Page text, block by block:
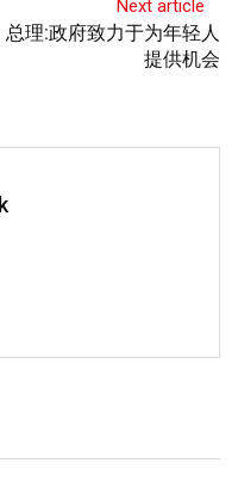
Next article
总理:政府致力于为年轻人
提供机会